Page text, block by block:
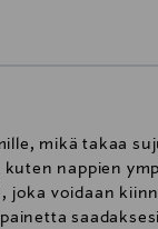
mikä takaa
nappien
joka voidaan
saadaksesi